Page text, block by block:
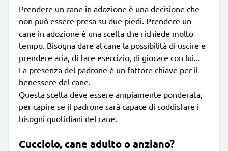
Prendere un cane in adozione è una decisione che
non può essere presa su due piedi. Prendere un
cane in adozione è una scelta che richiede molto
tempo. Bisogna dare al cane la possibilità di uscire e
prendere aria, di fare esercizio, di giocare con lui...
La presenza del padrone è un fattore chiave per il
benessere del cane.
Questa scelta deve essere ampiamente ponderata,
per capire se il padrone sarà capace di soddisfare i
bisogni quotidiani del cane.
Cucciolo, cane adulto o anziano?